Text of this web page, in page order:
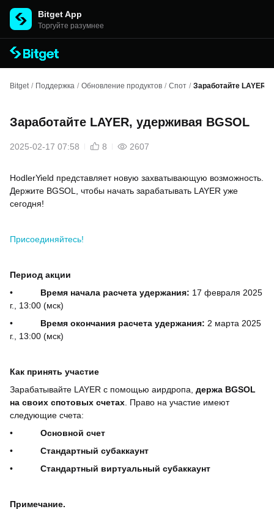
Bitget App
Торгуйте разумнее
Bitget / Поддержка / Обновление продуктов / Спот / Заработайте LAYER,
Заработайте LAYER, удерживая BGSOL
2025-02-17 07:58 8 2607
HodlerYield представляет новую захватывающую возможность.
Держите BGSOL, чтобы начать зарабатывать LAYER уже
сегодня!
Присоединяйтесь!
Период акции
•
Время начала расчета удержания: 17 февраля 2025
г., 13:00 (мск)
•
Время окончания расчета удержания: 2 марта 2025
г., 13:00 (мск)
Как принять участие
Зарабатывайте LAYER с помощью аирдропа, держа BGSOL
на своих спотовых счетах . Право на участие имеют
следующие счета:
•
Основной счет
•
Стандартный субаккаунт
•
Стандартный виртуальный субаккаунт
Примечание.